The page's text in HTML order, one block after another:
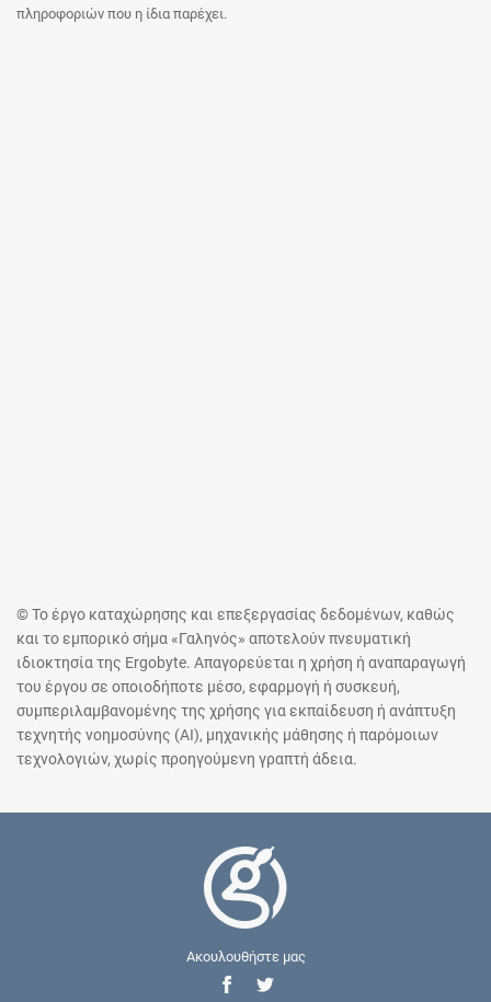
πληροφοριών που η ίδια παρέχει.
© Το έργο καταχώρησης και επεξεργασίας δεδομένων, καθώς
και το εμπορικό σήμα «Γαληνός» αποτελούν πνευματική
ιδιοκτησία της Ergobyte. Απαγορεύεται η χρήση ή αναπαραγωγή
του έργου σε οποιοδήποτε μέσο, εφαρμογή ή συσκευή,
συμπεριλαμβανομένης της χρήσης για εκπαίδευση ή ανάπτυξη
τεχνητής νοημοσύνης (AI), μηχανικής μάθησης ή παρόμοιων
τεχνολογιών, χωρίς προηγούμενη γραπτή άδεια.
Ακουλουθήστε μας